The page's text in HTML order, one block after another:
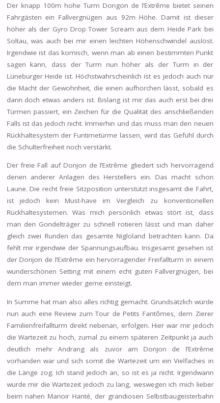
Der knapp 100m hohe Turm Dongon de l’Extrême bietet seinen
Fahrgästen ein Fallvergnügen aus 92m Höhe. Damit ist dieser
höher als der Gyro Drop Tower Scream aus dem Heide Park bei
Soltau, was auch bei mir einen leichten Höhenschwindel auslöst.
Irgendwie ist das komisch, wenn man ab einen bestimmten Punkt
sagen kann, dass der Turm nun höher als der Turm in der
Lüneburger Heide ist. Höchstwahrscheinlich ist es jedoch auch nur
die Macht der Gewohnheit, die einen aufhorchen lässt, sobald es
dann doch etwas anders ist. Bislang ist mir das auch erst bei drei
Türmen passiert, ein Zeichen für die Qualität des anschließenden
Falls ist das jedoch nicht. Immerhin und das muss man den neuen
Rückhaltesystem der Funtimetürme lassen, wird das Gefühl durch
die Schulterfreiheit noch verstärkt.
Der freie Fall auf Donjon de l’Extrême gliedert sich hervorragend
denen anderer Anlagen des Herstellers ein. Das macht schon
Laune. Die recht freie Sitzposition unterstützt insgesamt die Fahrt,
ist jedoch kein Must-have im Vergleich zu konventionellen
Rückhaltesystemen. Was mich persönlich etwas stört ist, dass
man den Gondelträger zu schnell rotieren lässt und man daher
gleich zwei Runden das gesamte Nigloland betrachten kann. Da
fehlt mir irgendwie der Spannungsaufbau. Insgesamt gesehen ist
der Donjon de l’Extrême ein hervorragender Freifallturm in einem
wunderschönen Setting mit einem echt guten Fallvergnügen, bei
dem man immer wieder gerne einsteigt.
In Summe hat man also alles richtig gemacht. Grundsätzlich würde
nun auch eine Review zum Tour de Petits Fantômes, dem Zierer
Familienfreifallturm direkt nebenan, erfolgen. Hier war mir jedoch
die Wartezeit zu hoch, zumal zu einem späteren Zeitpunkt ja auch
deutlich mehr Andrang als zuvor am Donjon de l’Extrême
vorhanden war und sich somit die Wartezeit um ein Vielfaches in
die Länge zog. Ich stand jedoch an, so ist es ja nicht. Irgendwann
wurde mir die Wartezeit jedoch zu lang, weswegen ich mich lieber
beim nahen Manoir Hanté, der grandiosen Selbstbaugeisterbahn